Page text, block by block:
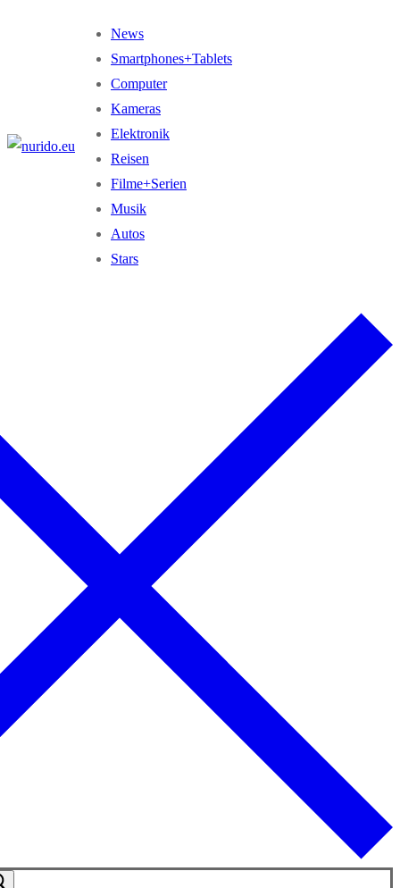
News
Smartphones+Tablets
Computer
Kameras
Elektronik
Reisen
Filme+Serien
Musik
Autos
Stars